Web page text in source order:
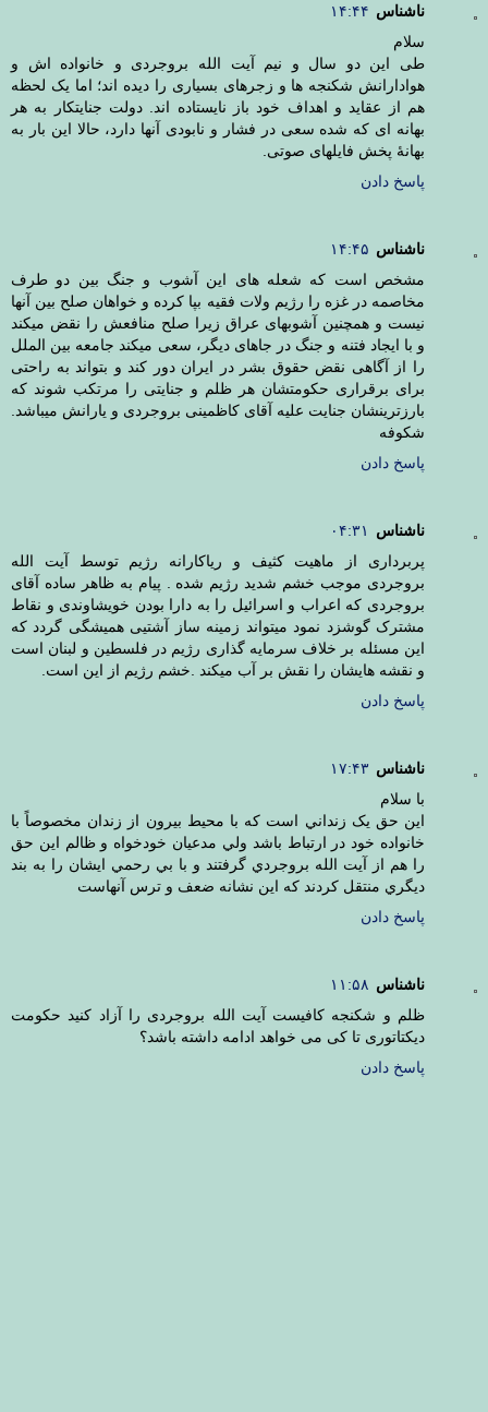
ناشناس ۱۴:۴۴
سلام
طی این دو سال و نیم آیت الله بروجردی و خانواده اش و
هوادارانش شکنجه ها و زجرهای بسیاری را دیده اند؛ اما یک لحظه
هم از عقاید و اهداف خود باز نایستاده اند. دولت جنایتکار به هر
بهانه ای که شده سعی در فشار و نابودی آنها دارد، حالا این بار به
بهانۀ پخش فایلهای صوتی.
پاسخ دادن
ناشناس ۱۴:۴۵
مشخص است که شعله های این آشوب و جنگ بین دو طرف
مخاصمه در غزه را رژیم ولات فقیه بپا کرده و خواهان صلح بین آنها
نیست و همچنین آشوبهای عراق زیرا صلح منافعش را نقض میکند
و با ایجاد فتنه و جنگ در جاهای دیگر، سعی میکند جامعه بین الملل
را از آگاهی نقض حقوق بشر در ایران دور کند و بتواند به راحتی
برای برقراری حکومتشان هر ظلم و جنایتی را مرتکب شوند که
بارزترینشان جنایت علیه آقای کاظمینی بروجردی و یارانش میباشد.
شکوفه
پاسخ دادن
ناشناس
۰۴:۳۱
پربرداری از ماهیت کثیف و ریاکارانه رژیم توسط آیت الله
بروجردی موجب خشم شدید رژیم شده . پیام به ظاهر ساده آقای
بروجردی که اعراب و اسرائیل را به دارا بودن خویشاوندی و نقاط
مشترک گوشزد نمود میتواند زمینه ساز آشتیی همیشگی گردد که
این مسئله بر خلاف سرمایه گذاری رژیم در فلسطین و لبنان است
و نقشه هایشان را نقش بر آب میکند .خشم رژیم از این است.
پاسخ دادن
ناشناس ۱۷:۴۳
با سلام
این حق يک زنداني است که با محيط بيرون از زندان مخصوصاً با
خانواده خود در ارتباط باشد ولي مدعيان خودخواه و ظالم اين حق
را هم از آيت الله بروجردي گرفتند و با بي رحمي ايشان را به بند
ديگري منتقل کردند که اين نشانه ضعف و ترس آنهاست
پاسخ دادن
ناشناس ۱۱:۵۸
ظلم و شکنجه کافیست آیت الله بروجردی را آزاد کنید حکومت
دیکتاتوری تا کی می خواهد ادامه داشته باشد؟
پاسخ دادن